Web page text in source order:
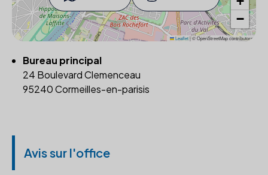
−
Leaflet|© OpenStreetMap contributors
Bureau principal
24 Boulevard Clemenceau
95240 Cormeilles-en-parisis
Avis sur l'office